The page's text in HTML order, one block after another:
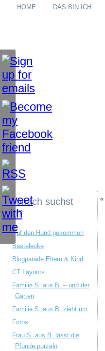
HOME DAS BIN ICH
Wonach suchst
du?
Auf den Hund gekommen
Bastelecke
Blogparade Eltern & Kind
CT Layouts
Familie S. aus B. – und der
Garten
Familie S. aus B. zieht um
Fotos
Frau S. aus B. lässt die
Pfunde purzeln
«